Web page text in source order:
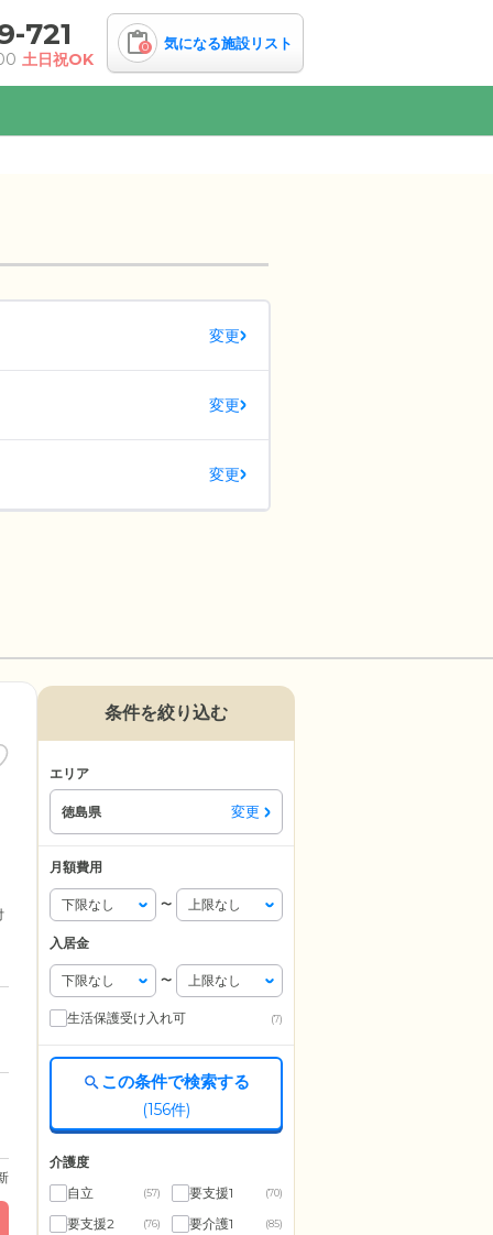
721
土日祝OK
0 気になる施設リスト
変更
変更
変更
条件を絞り込む
エリア
徳島県 変更
月額費用
〜
入居金
〜
生活保護受け入れ可 (7)
この条件で検索する
(156件)
介護度
自立
(57) 要支援1 (70)
要支援2 (76) 要介護1 (85)